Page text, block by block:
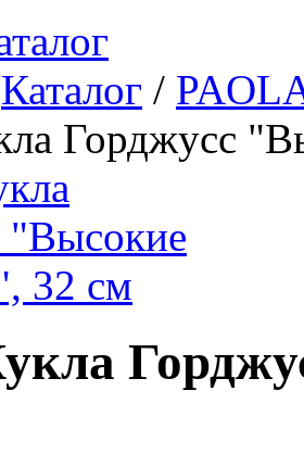
Каталог /
Горджусс